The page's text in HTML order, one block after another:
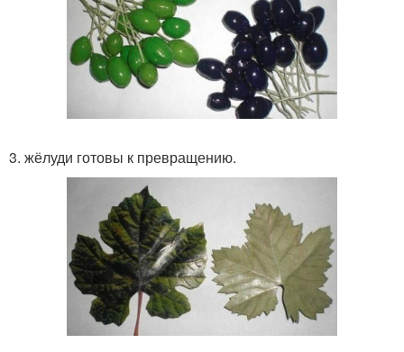
3. жёлуди готовы к превращению.